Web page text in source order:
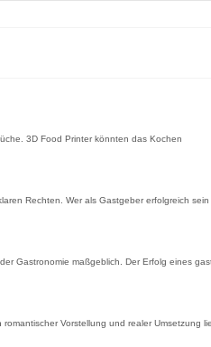
3D Food Printer könnten das Kochen
Rechten. Wer als Gastgeber erfolgreich sein
Gastronomie maßgeblich. Der Erfolg eines
Vorstellung und realer Umsetzung